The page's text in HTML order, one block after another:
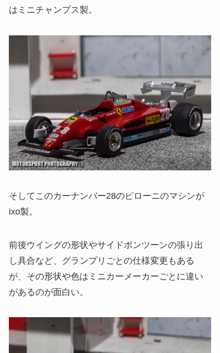
はミニチャンプス製。
そしてこのカーナンバー28のピローニのマシンが
ixo製。
前後ウイングの形状やサイドポンツーンの張り出
し具合など、グランプリごとの仕様変更もある
が、その形状や色はミニカーメーカーごとに違い
があるのが面白い。